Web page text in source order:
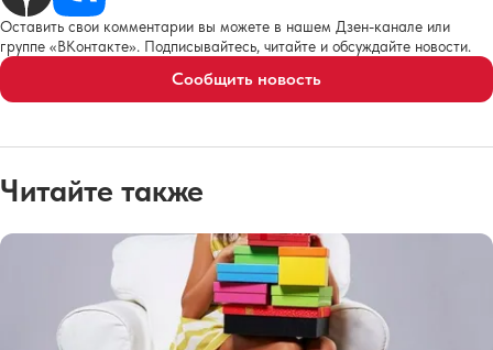
Оставить свои комментарии вы можете в нашем Дзен-канале или
группе «ВКонтакте». Подписывайтесь, читайте и обсуждайте новости.
Сообщить новость
Читайте также